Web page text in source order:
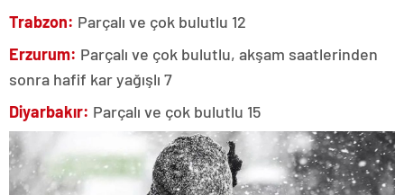
Trabzon: Parçalı ve çok bulutlu 12
Erzurum: Parçalı ve çok bulutlu, akşam saatlerinden
sonra hafif kar yağışlı 7
Diyarbakır: Parçalı ve çok bulutlu 15